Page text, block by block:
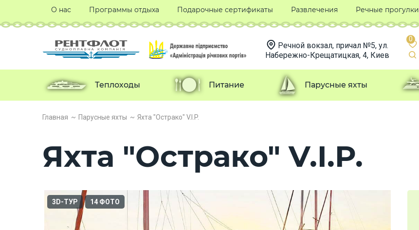
Главная Парусные яхты Яхта "Острако" V.I.P.
Яхта "Острако" V.I.P.
3D-ТУР 14 ФОТО
О нас Программы отдыха Подарочные сертификаты Развлечения Речные прогулки
Речной вокзал, причал №5, ул.
Набережно-Крещатицкая, 4, Киев
0
Теплоходы Питание Парусные яхты